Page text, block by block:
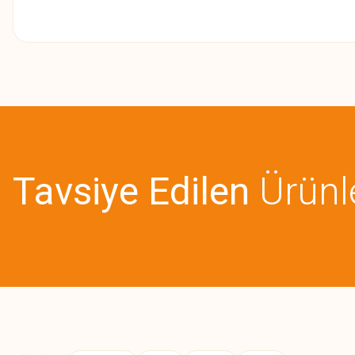
Ürün bilgilerinde hatalar bulunuyor.
Ürün fiyatı diğer sitelerden daha pahalı.
Tavsiye Edilen